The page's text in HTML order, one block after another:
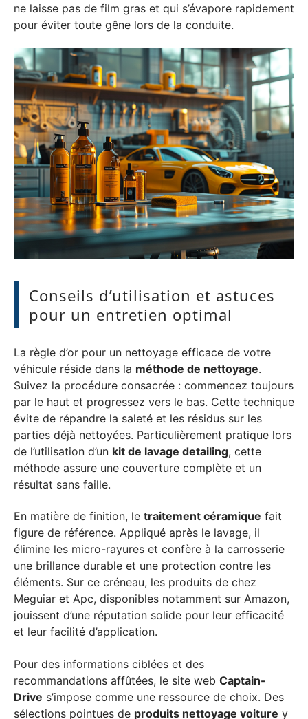
ne laisse pas de film gras et qui s’évapore rapidement
pour éviter toute gêne lors de la conduite.
Conseils d’utilisation et astuces
pour un entretien optimal
La règle d’or pour un nettoyage efficace de votre
véhicule réside dans la méthode de nettoyage.
Suivez la procédure consacrée : commencez toujours
par le haut et progressez vers le bas. Cette technique
évite de répandre la saleté et les résidus sur les
parties déjà nettoyées. Particulièrement pratique lors
de l’utilisation d’un kit de lavage detailing, cette
méthode assure une couverture complète et un
résultat sans faille.
En matière de finition, le traitement céramique fait
figure de référence. Appliqué après le lavage, il
élimine les micro-rayures et confère à la carrosserie
une brillance durable et une protection contre les
éléments. Sur ce créneau, les produits de chez
Meguiar et Apc, disponibles notamment sur Amazon,
jouissent d’une réputation solide pour leur efficacité
et leur facilité d’application.
Pour des informations ciblées et des
recommandations affûtées, le site web Captain-
Drive s’impose comme une ressource de choix. Des
sélections pointues de produits nettoyage voiture y